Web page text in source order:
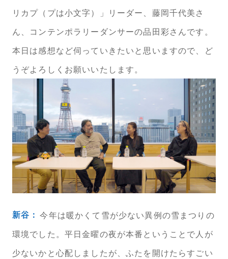
リカプ（プは小文字）」リーダー、藤岡千代美さ
ん、コンテンポラリーダンサーの品田彩さんです。
本日は感想など伺っていきたいと思いますので、ど
うぞよろしくお願いいたします。
新谷： 今年は暖かくて雪が少ない異例の雪まつりの
環境でした。平日金曜の夜が本番ということで人が
少ないかと心配しましたが、ふたを開けたらすごい